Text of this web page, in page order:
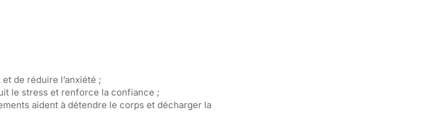
de réduire l’anxiété ;
le stress et renforce la confiance ;
aident à détendre le corps et décharger la